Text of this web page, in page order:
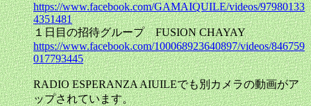
https://www.facebook.com/GAMAIQUILE/videos/97980133
4351481
１日目の招待グループ FUSION CHAYAY
https://www.facebook.com/100068923640897/videos/846759
017793445
RADIO ESPERANZA AIUILEでも別カメラの動画がア
ップされています。